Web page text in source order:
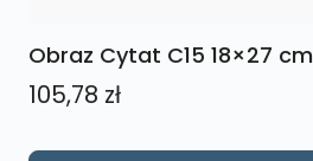
Obraz Cytat C15 18×27 cm
105,78 zł